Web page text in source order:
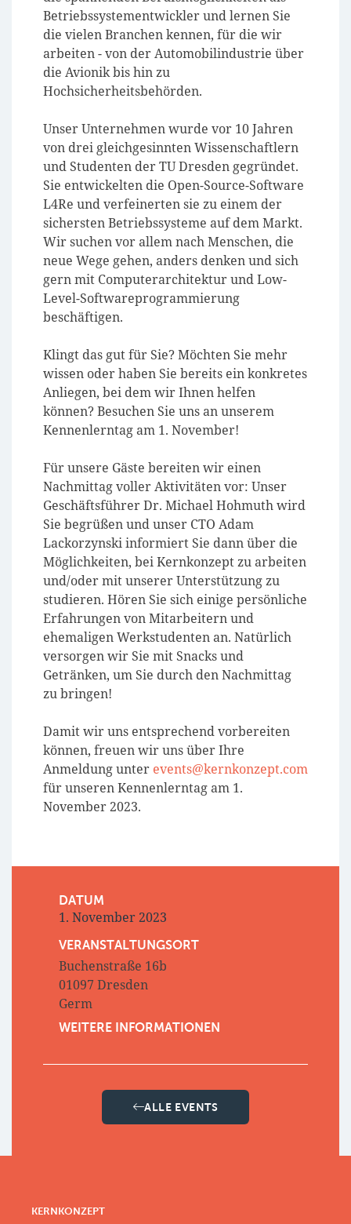
Betriebssystementwickler und lernen Sie
die vielen Branchen kennen, für die wir
arbeiten - von der Automobilindustrie über
die Avionik bis hin zu
Hochsicherheitsbehörden.
Unser Unternehmen wurde vor 10 Jahren
von drei gleichgesinnten Wissenschaftlern
und Studenten der TU Dresden gegründet.
Sie entwickelten die Open-Source-Software
L4Re und verfeinerten sie zu einem der
sichersten Betriebssysteme auf dem Markt.
Wir suchen vor allem nach Menschen, die
neue Wege gehen, anders denken und sich
gern mit Computerarchitektur und Low-
Level-Softwareprogrammierung
beschäftigen.
Klingt das gut für Sie? Möchten Sie mehr
wissen oder haben Sie bereits ein konkretes
Anliegen, bei dem wir Ihnen helfen
können? Besuchen Sie uns an unserem
Kennenlerntag am 1. November!
Für unsere Gäste bereiten wir einen
Nachmittag voller Aktivitäten vor: Unser
Geschäftsführer Dr. Michael Hohmuth wird
Sie begrüßen und unser CTO Adam
Lackorzynski informiert Sie dann über die
Möglichkeiten, bei Kernkonzept zu arbeiten
und/oder mit unserer Unterstützung zu
studieren. Hören Sie sich einige persönliche
Erfahrungen von Mitarbeitern und
ehemaligen Werkstudenten an. Natürlich
versorgen wir Sie mit Snacks und
Getränken, um Sie durch den Nachmittag
zu bringen!
Damit wir uns entsprechend vorbereiten
können, freuen wir uns über Ihre
Anmeldung unter events@kernkonzept.com
für unseren Kennenlerntag am 1.
November 2023.
DATUM
1. November 2023
VERANSTALTUNGSORT
Buchenstraße 16b
01097 Dresden
Germ
WEITERE INFORMATIONEN
ALLE EVENTS
KERNKONZEPT